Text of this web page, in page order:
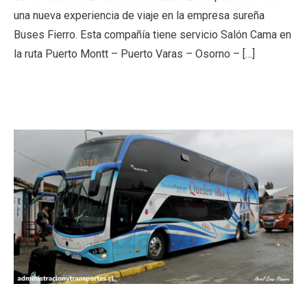
una nueva experiencia de viaje en la empresa sureña
Buses Fierro. Esta compañía tiene servicio Salón Cama en
la ruta Puerto Montt – Puerto Varas – Osorno – […]